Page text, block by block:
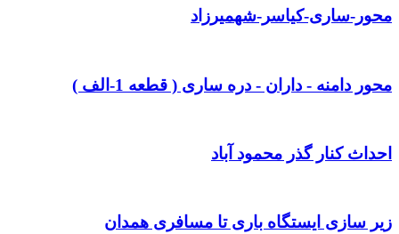
محور-ساری-کیاسر-شهمیرزاد
محور دامنه - داران - دره ساری ( قطعه 1-الف )
احداث کنار گذر محمود آباد
زیر سازی ایستگاه باری تا مسافری همدان